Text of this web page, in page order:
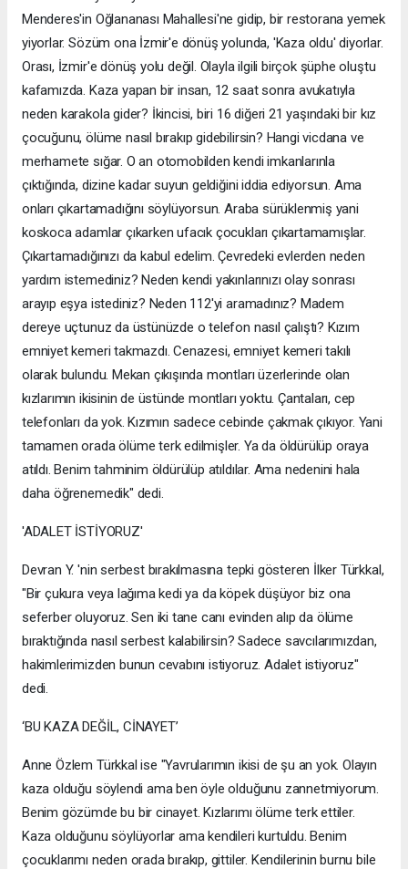
Menderes'in Oğlananası Mahallesi'ne gidip, bir restorana yemek
yiyorlar. Sözüm ona İzmir'e dönüş yolunda, 'Kaza oldu' diyorlar.
Orası, İzmir'e dönüş yolu değil. Olayla ilgili birçok şüphe oluştu
kafamızda. Kaza yapan bir insan, 12 saat sonra avukatıyla
neden karakola gider? İkincisi, biri 16 diğeri 21 yaşındaki bir kız
çocuğunu, ölüme nasıl bırakıp gidebilirsin? Hangi vicdana ve
merhamete sığar. O an otomobilden kendi imkanlarınla
çıktığında, dizine kadar suyun geldiğini iddia ediyorsun. Ama
onları çıkartamadığını söylüyorsun. Araba sürüklenmiş yani
koskoca adamlar çıkarken ufacık çocukları çıkartamamışlar.
Çıkartamadığınızı da kabul edelim. Çevredeki evlerden neden
yardım istemediniz? Neden kendi yakınlarınızı olay sonrası
arayıp eşya istediniz? Neden 112'yi aramadınız? Madem
dereye uçtunuz da üstünüzde o telefon nasıl çalıştı? Kızım
emniyet kemeri takmazdı. Cenazesi, emniyet kemeri takılı
olarak bulundu. Mekan çıkışında montları üzerlerinde olan
kızlarımın ikisinin de üstünde montları yoktu. Çantaları, cep
telefonları da yok. Kızımın sadece cebinde çakmak çıkıyor. Yani
tamamen orada ölüme terk edilmişler. Ya da öldürülüp oraya
atıldı. Benim tahminim öldürülüp atıldılar. Ama nedenini hala
daha öğrenemedik" dedi.
'ADALET İSTİYORUZ'
Devran Y. 'nin serbest bırakılmasına tepki gösteren İlker Türkkal,
"Bir çukura veya lağıma kedi ya da köpek düşüyor biz ona
seferber oluyoruz. Sen iki tane canı evinden alıp da ölüme
bıraktığında nasıl serbest kalabilirsin? Sadece savcılarımızdan,
hakimlerimizden bunun cevabını istiyoruz. Adalet istiyoruz"
dedi.
‘BU KAZA DEĞİL, CİNAYET’
Anne Özlem Türkkal ise "Yavrularımın ikisi de şu an yok. Olayın
kaza olduğu söylendi ama ben öyle olduğunu zannetmiyorum.
Benim gözümde bu bir cinayet. Kızlarımı ölüme terk ettiler.
Kaza olduğunu söylüyorlar ama kendileri kurtuldu. Benim
çocuklarımı neden orada bırakıp, gittiler. Kendilerinin burnu bile